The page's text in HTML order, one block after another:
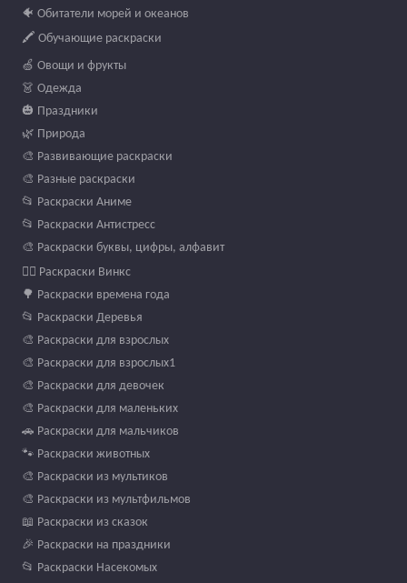
🐠 Обитатели морей и океанов
🖍️ Обучающие раскраски
🍏 Овощи и фрукты
👗 Одежда
🎃 Праздники
🌿 Природа
🎨 Развивающие раскраски
🎨 Разные раскраски
📂 Раскраски Аниме
📂 Раскраски Антистресс
🎨 Раскраски буквы, цифры, алфавит
🧚‍♀️ Раскраски Винкс
🌳 Раскраски времена года
📂 Раскраски Деревья
🎨 Раскраски для взрослых
🎨 Раскраски для взрослых1
🎨 Раскраски для девочек
🎨 Раскраски для маленьких
🚗 Раскраски для мальчиков
🐾 Раскраски животных
🎨 Раскраски из мультиков
🎨 Раскраски из мультфильмов
📖 Раскраски из сказок
🎉 Раскраски на праздники
📂 Раскраски Насекомых